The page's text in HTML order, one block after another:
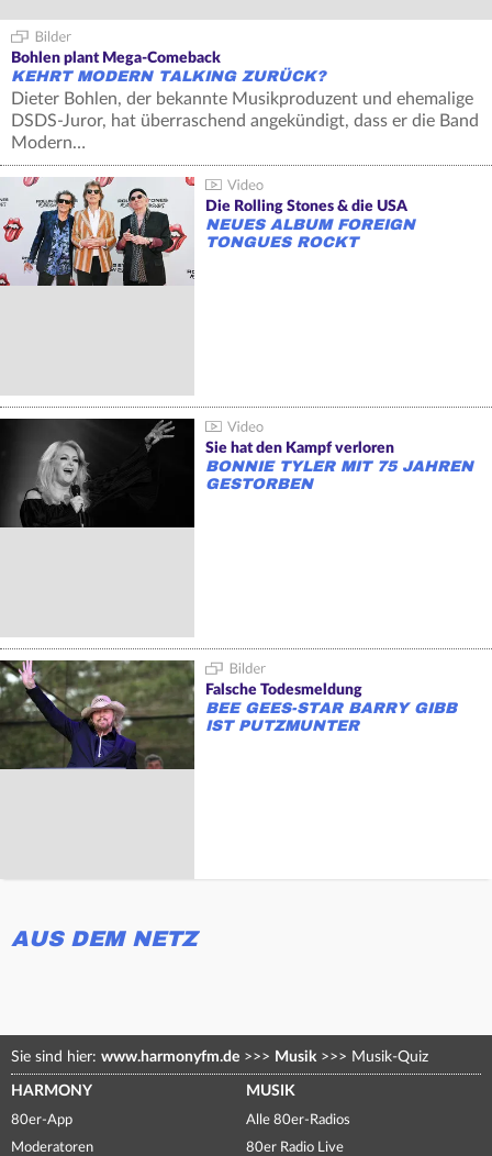
Bohlen plant Mega-Comeback
KEHRT MODERN TALKING ZURÜCK?
Dieter Bohlen, der bekannte Musikproduzent und ehemalige
DSDS-Juror, hat überraschend angekündigt, dass er die Band
Modern…
Die Rolling Stones & die USA
NEUES ALBUM FOREIGN
TONGUES ROCKT
Sie hat den Kampf verloren
BONNIE TYLER MIT 75 JAHREN
GESTORBEN
Falsche Todesmeldung
BEE GEES-STAR BARRY GIBB
IST PUTZMUNTER
AUS DEM NETZ
Sie sind hier: www.harmonyfm.de >>> Musik >>> Musik-Quiz
HARMONY
80er-App
Moderatoren
MUSIK
Alle 80er-Radios
80er Radio Live